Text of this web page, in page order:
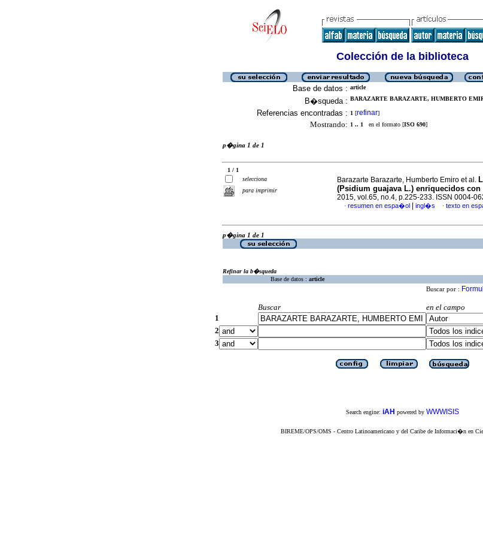
Colección de la biblioteca
Base de datos : article
B�squeda : BARAZARTE BARAZARTE, HUMBERTO
Referencias encontradas : 1 [refinar]
Mostrando: 1 .. 1 en el formato [ISO 690]
p�gina 1 de 1
1 / 1
selecciona
para imprimir
Barazarte Barazarte, Humberto Emiro et al.
(Psidium guajava L.) enriquecidos
2015, vol.65, no.4, p.225-233. ISSN 0004-
· resumen en espa�ol ingl�s · texto en
p�gina 1 de 1
Refinar la b�squeda
Base de datos : article
Buscar por :
Buscar
en el campo
1
2
3
Search engine: iAH powered by WWWISIS
BIREME/OPS/OMS - Centro Latinoamericano y del Caribe de Informaci�n en